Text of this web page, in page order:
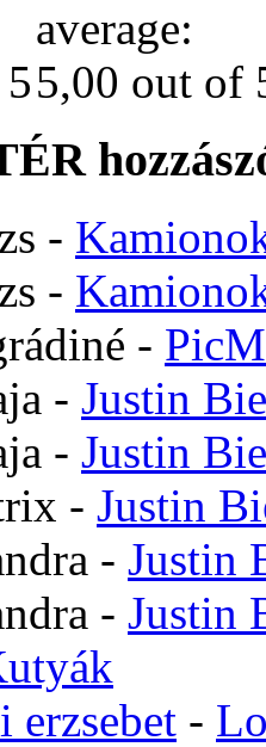
-
-
-
- Justin
- Justin
- Justin
- Justin
- Justin
erzsebet -